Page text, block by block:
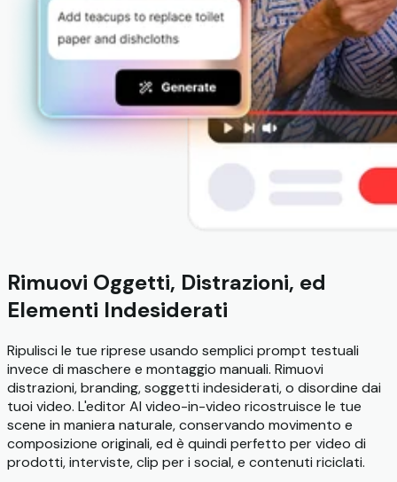
Rimuovi Oggetti, Distrazioni, ed
Elementi Indesiderati
Ripulisci le tue riprese usando semplici prompt testuali
invece di maschere e montaggio manuali. Rimuovi
distrazioni, branding, soggetti indesiderati, o disordine dai
tuoi video. L'editor AI video-in-video ricostruisce le tue
scene in maniera naturale, conservando movimento e
composizione originali, ed è quindi perfetto per video di
prodotti, interviste, clip per i social, e contenuti riciclati.